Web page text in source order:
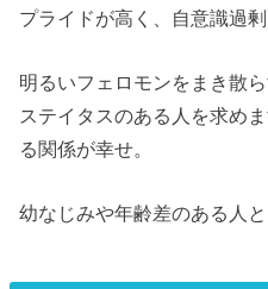
プライドが高く、自意識過
明るいフェロモンをまき散
ステイタスのある人を求め
る関係が幸せ。
幼なじみや年齢差のある人